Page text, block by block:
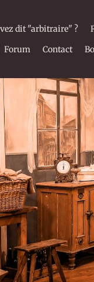
dit "arbitraire" ?
Forum Contact